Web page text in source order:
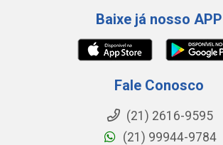
Baixe já nosso APP
Fale Conosco
(21) 2616-9595
(21) 99944-9784